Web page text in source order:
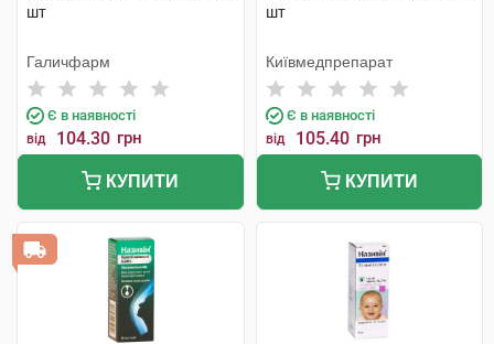
шт
Галичфарм
Є в наявності
від 104.30 грн
КУПИТИ
шт
Київмедпрепарат
Є в наявності
від 105.40 грн
КУПИТИ